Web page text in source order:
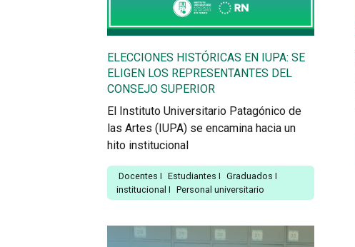
ELECCIONES HISTÓRICAS EN IUPA: SE
ELIGEN LOS REPRESENTANTES DEL
CONSEJO SUPERIOR
El Instituto Universitario Patagónico de
las Artes (IUPA) se encamina hacia un
hito institucional
Docentes I Estudiantes I Graduados I
institucional I Personal universitario